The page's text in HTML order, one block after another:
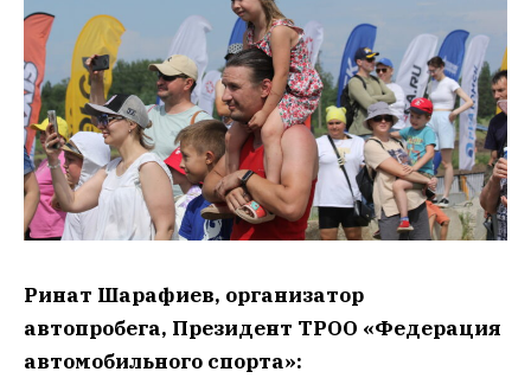
Ринат Шарафиев, организатор
автопробега, Президент ТРОО «Федерация
автомобильного спорта»: